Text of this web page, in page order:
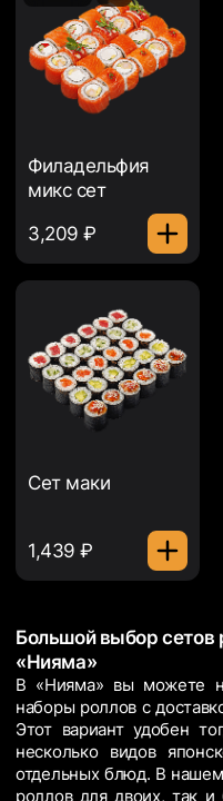
Филадельфия
микс сет
3,209 ₽
Сет маки
1,439 ₽
Большой выбор сетов
«Нияма»
В «Нияма» вы можете
наборы роллов с
Этот вариант удобен
несколько видов
отдельных блюд. В
роллов для двоих, так